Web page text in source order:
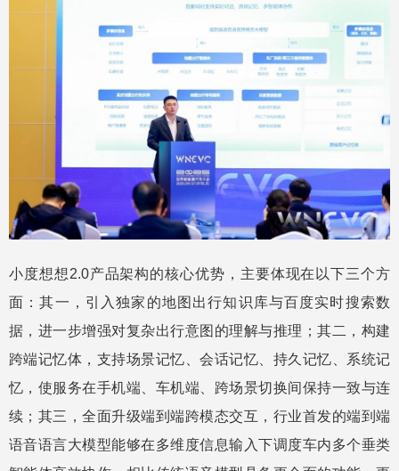
小度想想2.0产品架构的核心优势，主要体现在以下三个方
面：其一，引入独家的地图出行知识库与百度实时搜索数
据，进一步增强对复杂出行意图的理解与推理；其二，构建
跨端记忆体，支持场景记忆、会话记忆、持久记忆、系统记
忆，使服务在手机端、车机端、跨场景切换间保持一致与连
续；其三，全面升级端到端跨模态交互，行业首发的端到端
语音语言大模型能够在多维度信息输入下调度车内多个垂类